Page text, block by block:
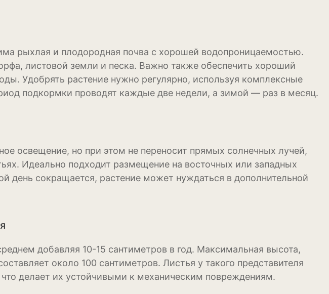
Фиалка
Физалис
Фуксия
Эшшольция
рыхлая и плодородная почва с хорошей водопроницаемостью.
листовой земли и песка. Важно также обеспечить хороший
Удобрять растение нужно регулярно, используя комплексные
подкормки проводят каждые две недели, а зимой — раз в месяц.
освещение, но при этом не переносит прямых солнечных лучей,
Идеально подходит размещение на восточных или западных
день сокращается, растение может нуждаться в дополнительной
добавляя 10-15 сантиметров в год. Максимальная высота,
около 100 сантиметров. Листья у такого представителя
делает их устойчивыми к механическим повреждениям.